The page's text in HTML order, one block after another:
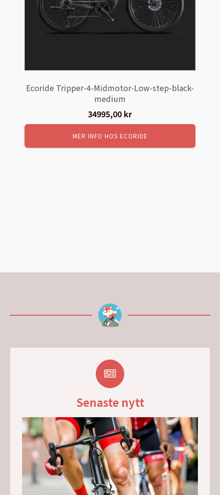
Ecoride Tripper-4-Midmotor-Low-step-black-
medium
34995,00 kr
MER INFO HOS ECORIDE
Senaste nytt